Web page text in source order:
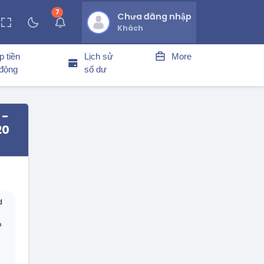
7thông báo chưa đọcChưa đăng nhập
Khách
tiền
Lịch sử
số dư
More
-